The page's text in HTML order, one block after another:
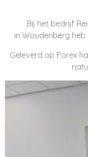
Bij het bedrijf
in Woudenberg
Geleverd op Forex